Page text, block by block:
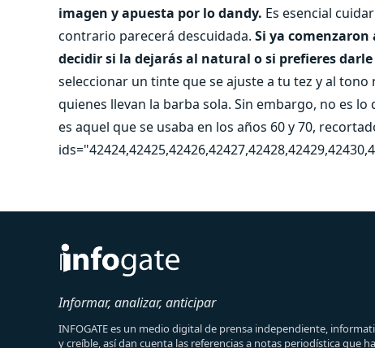
imagen y apuesta por lo dandy. Es esencial
contrario parecerá descuidada. Si ya
decidir si la dejarás al natural o si prefieres darle
seleccionar un tinte que se ajuste a tu tez y al
quienes llevan la barba sola. Sin embargo, no es
es aquel que se usaba en los años 60 y 70,
Informar, analizar, anticipar
INFOGATE es un medio digital de prensa independiente,
y creíble, así dan cuenta las referencias a notas periodística que